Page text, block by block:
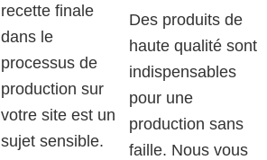
recette finale
dans le
processus de
production sur
votre site est un
sujet sensible.
Des produits de
haute qualité sont
indispensables
pour une
production sans
faille. Nous vous